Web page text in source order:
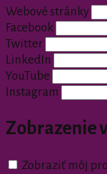
Webové stránky
Facebook
Twitter
LinkedIn
YouTube
Instagram
Zobrazenie
Zobraziť môj